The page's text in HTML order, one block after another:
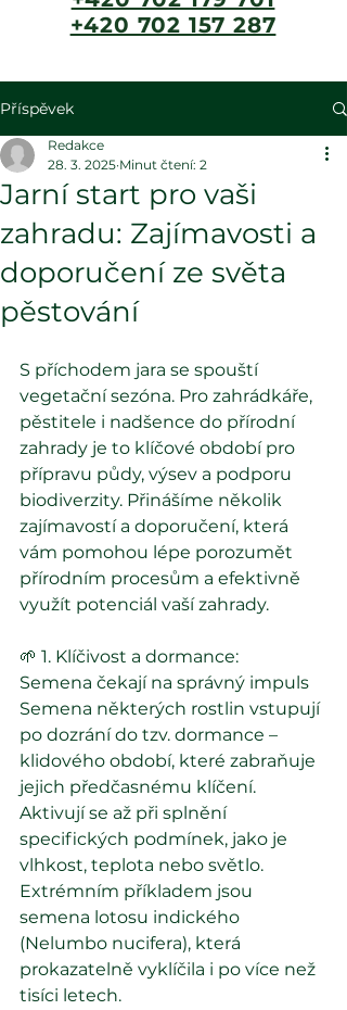
+420 702 157 287
Příspěvek
Jarní start pro vaši
zahradu: Zajímavosti a
doporučení ze světa
pěstování
Redakce
28. 3. 2025 Minut čtení: 2
S příchodem jara se spouští
vegetační sezóna. Pro zahrádkáře,
pěstitele i nadšence do přírodní
zahrady je to klíčové období pro
přípravu půdy, výsev a podporu
biodiverzity. Přinášíme několik
zajímavostí a doporučení, která
vám pomohou lépe porozumět
přírodním procesům a efektivně
využít potenciál vaší zahrady.
🌱 1. Klíčivost a dormance:
Semena čekají na správný impuls
Semena některých rostlin vstupují
po dozrání do tzv. dormance –
klidového období, které zabraňuje
jejich předčasnému klíčení.
Aktivují se až při splnění
specifických podmínek, jako je
vlhkost, teplota nebo světlo.
Extrémním příkladem jsou
semena lotosu indického
(Nelumbo nucifera), která
prokazatelně vyklíčila i po více než
tisíci letech.